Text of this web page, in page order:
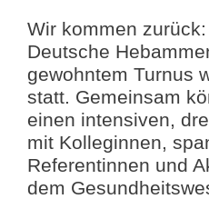
Wir kommen
Deutsche
gewohntem Turnus
statt. Gemeinsam
einen intensiven,
mit Kolleginnen,
Referentinnen und
dem